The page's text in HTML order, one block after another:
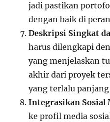
jadi pastikan
dengan baik di
Deskripsi Singkat
harus dilengkapi
yang menjelaskan
akhir dari proyek
yang terlalu
Integrasikan Sosial
ke profil media